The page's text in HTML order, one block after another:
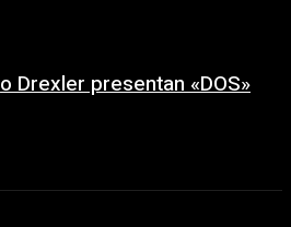
Drexler presentan «DOS»